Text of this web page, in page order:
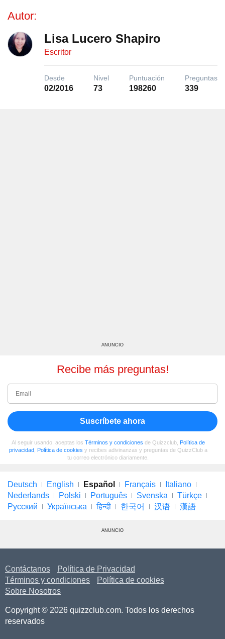
Autor:
Lisa Lucero Shapiro
Escritor
Desde
02/2016
Nivel
73
Puntuación
198260
Preguntas
339
ANUNCIO
Recibe más preguntas!
Suscríbete ahora
Al seguir usando, aceptas los Términos y condiciones de Quizzclub, Política de
privacidad, Política de cookies y recibes adivinanzas y preguntas de QuizzClub a
tu correo electrónico diariamente.
Deutsch English Español Français
Italiano
Nederlands
Polski Português Svenska
Türkçe
Русский
Українська हिन्दी 한국어 汉语 漢語
ANUNCIO
Contáctanos
Política de Privacidad
Términos y condiciones
Política de cookies
Sobre Nosotros
Copyright © 2026 quizzclub.com. Todos los derechos
reservados